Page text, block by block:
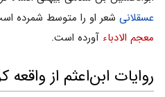
عسقلانی‌ شعر او را متوسط شمرده‌
معجم الادباء آورده است.
روایات ابن‌اعثم از واقعه